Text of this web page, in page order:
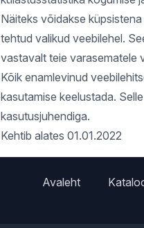
Näiteks võidakse
tehtud valikud veebilehel.
vastavalt teie varasematele
Kõik enamlevinud
kasutamise keelustada.
kasutusjuhendiga.
Kehtib alates 01.01.2022
Avaleht